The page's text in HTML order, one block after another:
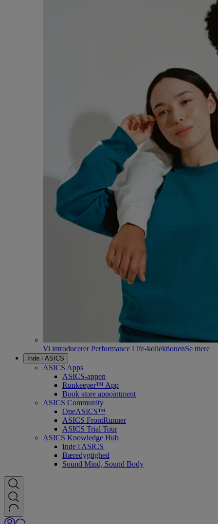
Vi introducerer Performance Life-kollektionenSe mere
Inde i ASICS
ASICS Apps
ASICS-appen
Runkeeper™ App
Book store appointment
ASICS Community
OneASICS™
ASICS FrontRunner
ASICS Trial Tour
ASICS Knowledge Hub
Inde i ASICS
Bæredygtighed
Sound Mind, Sound Body